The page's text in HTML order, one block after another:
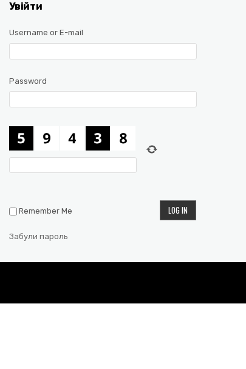
Увійти
Username or E-mail
Password
Remember Me
Забули пароль